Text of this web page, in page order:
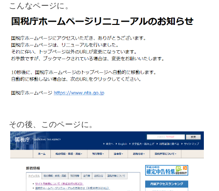
こんなページに。
その後、このページに。